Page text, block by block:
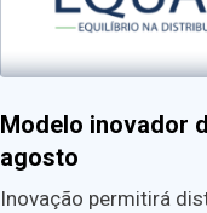
Modelo inovador
agosto
Inovação permitirá